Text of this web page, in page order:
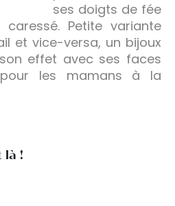
ses doigts de fée
Petite variante
et vice-versa, un bijoux
effet avec ses faces
pour les mamans à la
là !